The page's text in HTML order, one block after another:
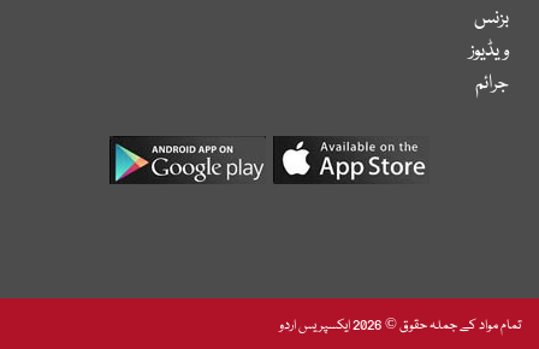
بزنس
ویڈیوز
جرائم
تمام مواد کے جملہ حقوق © 2026 ایکسپریس اردو